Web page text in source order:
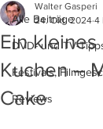
Alle Beiträge
DVD- und TV-
Festivals,
Reviews
Ein kleines
Kuchen –
Cake
Walter Gasperi
24. Okt. 2024 4